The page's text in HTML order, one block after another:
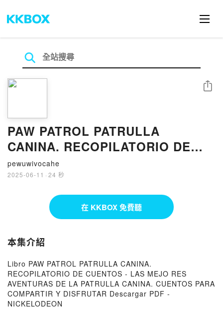
PAW PATROL PATRULLA
CANINA. RECOPILATORIO DE
CUENTOS - LAS MEJO RES
AVENTURAS DE LA PATRULLA
CANINA. CUENTOS PARA
COMPARTIR Y DISFRUTAR
EBOOK | NICKELODEON |
Descargar libro PDF EPUB
pewuwivocahe
2025-06-11 · 24 秒
分享
在 KKBOX 免費聽
本集介紹
Libro PAW PATROL PATRULLA CANINA.
RECOPILATORIO DE CUENTOS - LAS MEJO RES
AVENTURAS DE LA PATRULLA CANINA. CUENTOS PARA
COMPARTIR Y DISFRUTAR Descargar PDF -
NICKELODEON